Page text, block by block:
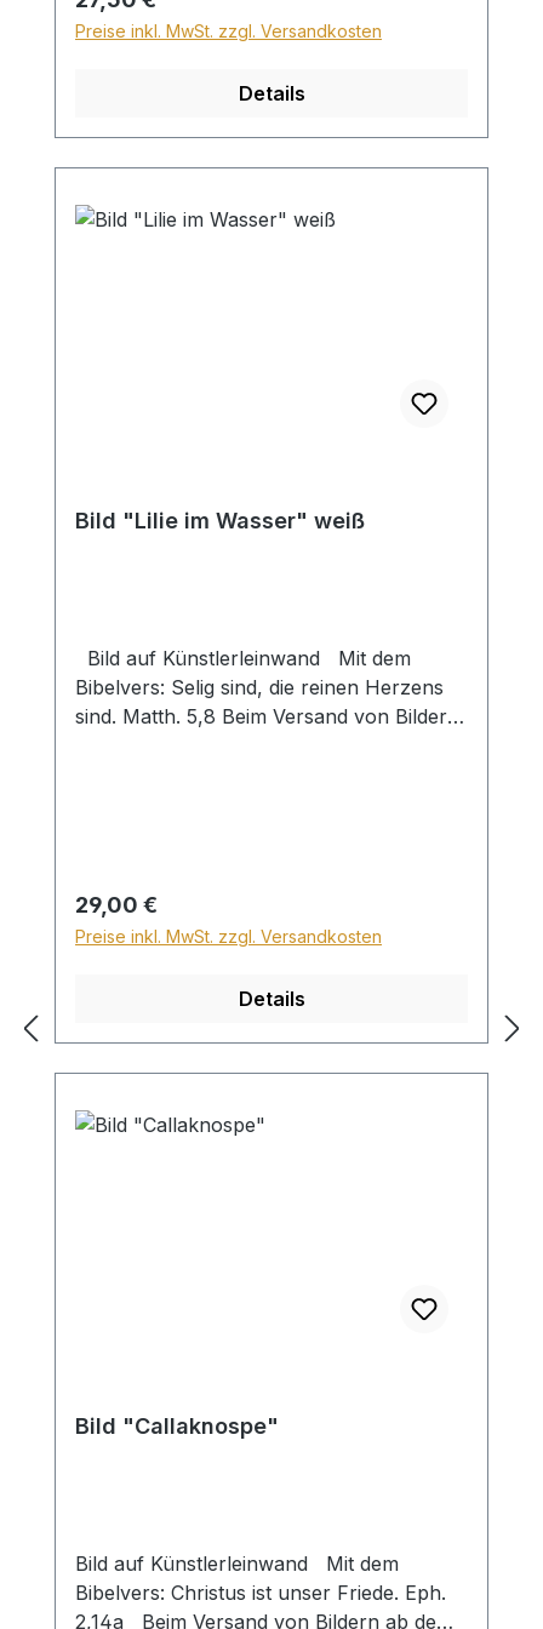
30€.
Preise inkl. MwSt. zzgl. Versandkosten
Details
Bild "Lilie im Wasser" weiß
Bild auf Künstlerleinwand Mit dem
Bibelvers: Selig sind, die reinen Herzens
sind. Matth. 5,8 Beim Versand von Bildern
Sperrgutzuschlag 30€.
Regulärer Preis:
29,00 €
Preise inkl. MwSt. zzgl. Versandkosten
Details
Bild "Callaknospe"
Bild auf Künstlerleinwand Mit dem
Bibelvers: Christus ist unser Friede. Eph.
2,14a Beim Versand von Bildern ab dem